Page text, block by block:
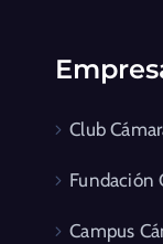
Club
Fundación
Campus